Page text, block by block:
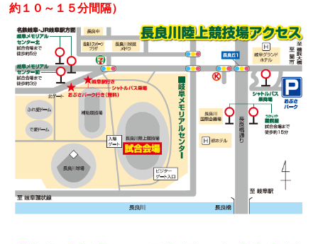
約１０～１５分間隔）